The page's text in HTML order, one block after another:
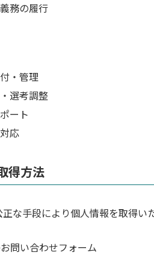
務の履行
・管理
選考調整
ート
応
得方法
な手段により個人情報を取得い
問い合わせフォーム